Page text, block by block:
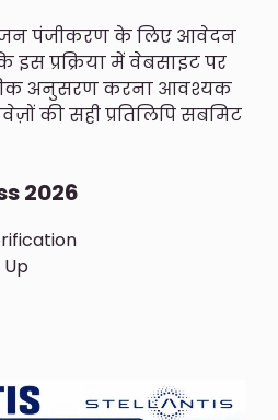
पंजीकरण के लिए आवेदन
प्रक्रिया में वेबसाइट पर
अनुसरण करना आवश्यक
की सही प्रतिलिपि सबमिट
2026